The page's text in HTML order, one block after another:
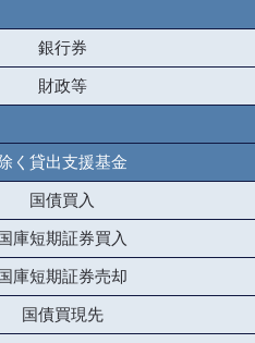
銀行券
財政等
除く貸出支援基金
国債買入
国庫短期証券買入
国庫短期証券売却
国債買現先